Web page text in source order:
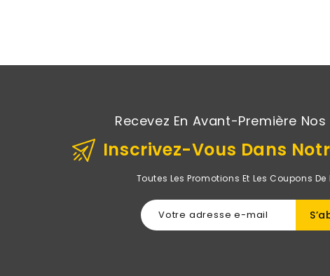
Recevez En Avant-Première
Inscrivez-Vous Dans
Toutes Les Promotions Et Les Coupons